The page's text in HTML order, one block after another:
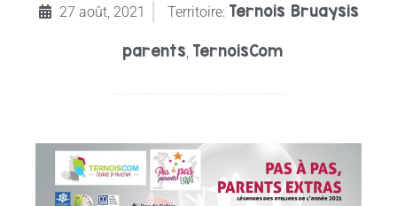
27 août, 2021 Territoire: Ternois Bruaysis
parents TernoisCom